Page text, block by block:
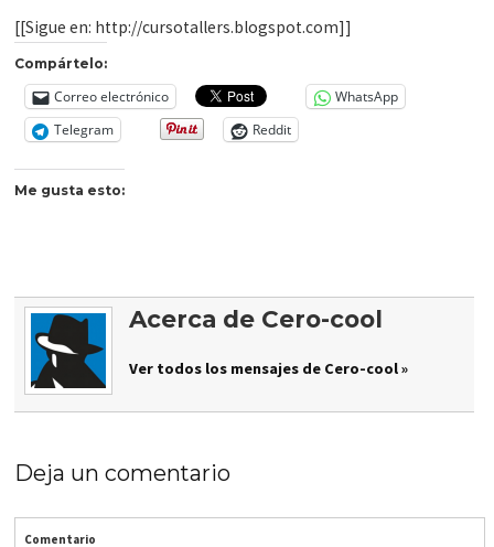
[[Sigue en: http://cursotallers.blogspot.com]]
Compártelo:
Correo electrónico
WhatsApp
Telegram
Reddit
Me gusta esto:
Acerca de Cero-cool
Ver todos los mensajes de Cero-cool »
Deja un comentario
Comentario